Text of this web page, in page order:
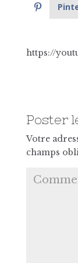
https://
Poster
Votre
champs